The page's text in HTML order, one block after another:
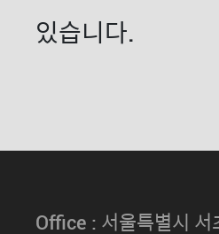
있습니다.
Office : 서울특별시 서